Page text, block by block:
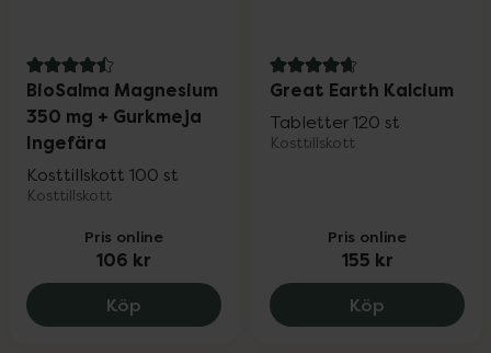
4.5 av 5 i omdöme
BioSalma Magnesium
350 mg + Gurkmeja
Ingefära
Kosttillskott 100 st
Kosttillskott
Pris online
106 kr
Köp BioSalma Magnesium 350 mg +
4.8 av 5 i omdöme
Great Earth Kalcium
Tabletter 120 st
Kosttillskott
Pris online
155 kr
Köp Great